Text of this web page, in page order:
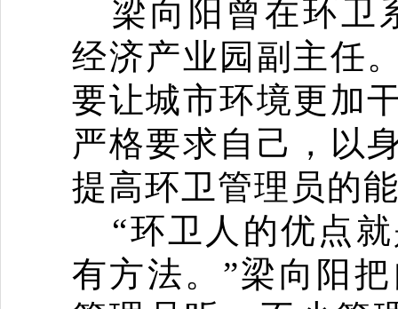
梁向阳曾在环卫
经济产业园副主任
要让城市环境更加
严格要求自己，以
提高环卫管理员的
“环卫人的优点
有方法。 ”梁向阳